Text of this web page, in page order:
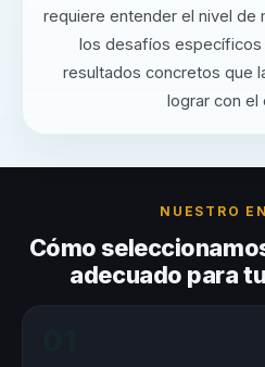
requiere entender el nivel de
los desafíos específicos
resultados concretos que
lograr con el
NUESTRO
Cómo
adecuado para